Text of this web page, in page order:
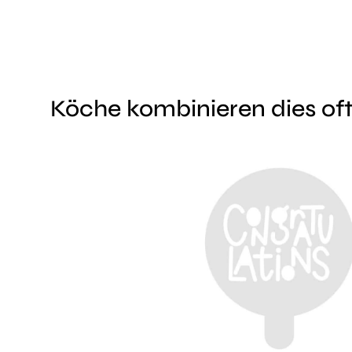
Köche kombinieren dies